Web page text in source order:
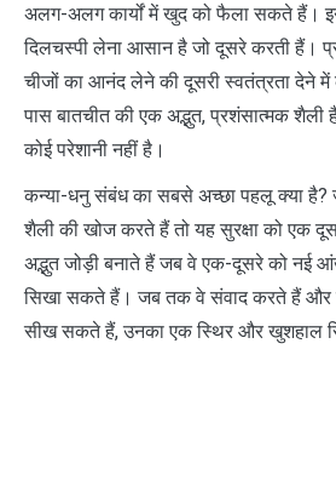
अलग-अलग कार्यों में खुद को फैला सकते हैं।
दिलचस्पी लेना आसान है जो दूसरे करती हैं।
चीजों का आनंद लेने की दूसरी स्वतंत्रता देने में
पास बातचीत की एक अद्भुत, प्रशंसात्मक
कोई परेशानी नहीं है।
कन्या-धनु संबंध का सबसे अच्छा पहलू क्या है?
शैली की खोज करते हैं तो यह सुरक्षा को एक
अद्भुत जोड़ी बनाते हैं जब वे एक-दूसरे को नई
सिखा सकते हैं। जब तक वे संवाद करते हैं और
सीख सकते हैं, उनका एक स्थिर और खुशहाल